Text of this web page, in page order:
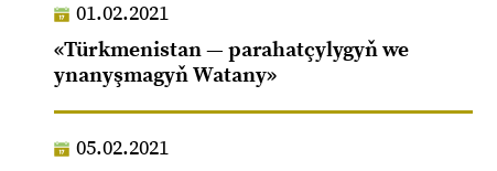
01.02.2021
«Türkmenistan — parahatçylygyň we
ynanyşmagyň Watany»
05.02.2021